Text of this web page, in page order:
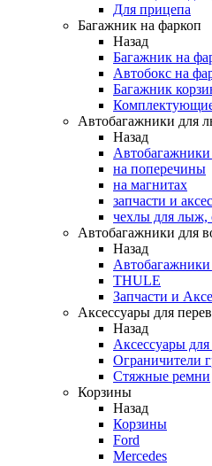
Для прицепа
Багажник на фаркоп
Назад
Багажник на
Автобокс на
Багажник
Автобагажники для
Назад
на поперечины
на магнитах
запчасти и
чехлы для лыж,
Автобагажники для
Назад
Автобагажники
THULE
Запчасти и
Аксессуары для
Назад
Аксессуары для
Ограничители
Стяжные ремни
Корзины
Назад
Корзины
Ford
Mercedes